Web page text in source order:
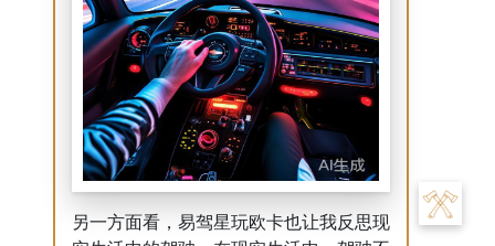
另一方面看，易驾星玩欧卡也让我反思现